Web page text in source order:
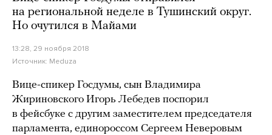
на региональной неделе в Тушинский округ.
Но очутился в Майами
13:28, 29 ноября 2018
Источник: Meduza
Вице-спикер Госдумы, сын Владимира
Жириновского Игорь Лебедев поспорил
в фейсбуке с другим заместителем председателя
парламента, единороссом Сергеем Неверовым